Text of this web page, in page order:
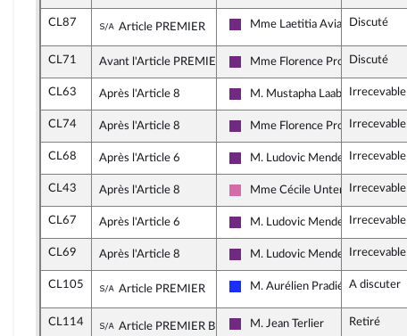
CL87 Sous-amendement de l'amendement n°CL76
Article PREMIER La République en Marche
Mme Laetitia Avia Discuté
CL71 Avant l'Article PREMIER
La République en Marche
Mme Florence Provendier
Discuté
CL63 Après l'Article 8
La République en Marche
M. Mustapha Laabid Irrecevable
CL74 Après l'Article 8
La République en Marche
Mme Florence Provendier
Irrecevable
CL68 Après l'Article 6
La République en Marche
M. Ludovic Mendes Irrecevable
CL43 Après l'Article 8
Socialistes et apparentés
Mme Cécile UntermaierIrrecevable
CL67 Après l'Article 6
La République en Marche
M. Ludovic Mendes Irrecevable
CL69 Après l'Article 8
La République en Marche
M. Ludovic Mendes Irrecevable
CL105 Sous-amendement de l'amendement n°CL76
Article PREMIER Les Républicains
M. Aurélien Pradié A discuter
CL114 Sous-amendement de l'amendement n°CL77
Article PREMIER BIS B La République en Marche
M. Jean Terlier Retiré